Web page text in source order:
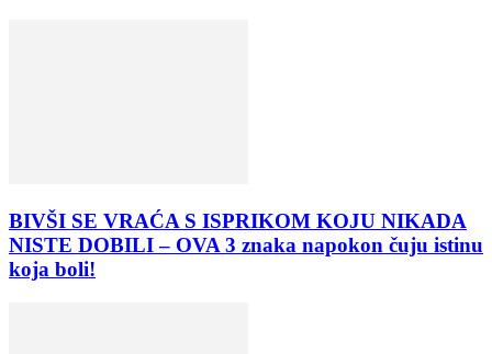
BIVŠI SE VRAĆA S ISPRIKOM KOJU NIKADA
NISTE DOBILI – OVA 3 znaka napokon čuju istinu
koja boli!